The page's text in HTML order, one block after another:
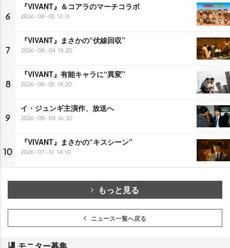
6
『VIVANT』＆コアラのマーチコラボ
2026-08-05 13:15
7
『VIVANT』まさかの“伏線回収”
2026-08-04 18:20
8
『VIVANT』有能キャラに“異変”
2026-08-05 18:20
9
イ・ジュンギ主演作、放送へ
2026-08-04 16:30
10
『VIVANT』まさかの“キスシーン”
2026-07-31 14:10
もっと見る
ニュース一覧へ戻る
モニター募集